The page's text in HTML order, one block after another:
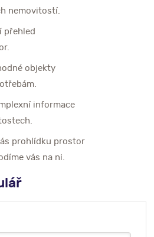
nemovitostí.
přehled
objekty
informace
prohlídku prostor
vás na ni.